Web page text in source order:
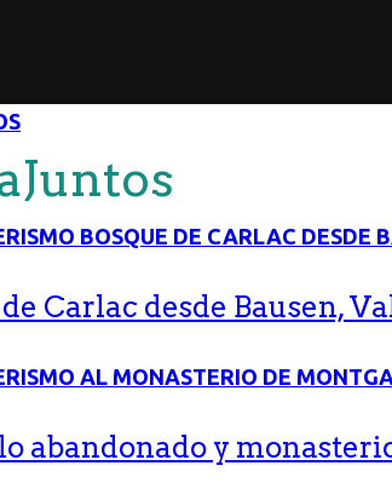
Carlac desde Bausen,
abandonado y